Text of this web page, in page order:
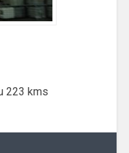
223 kms